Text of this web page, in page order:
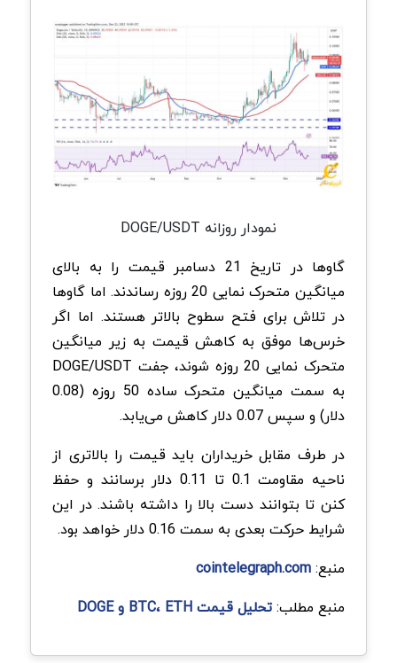
نمودار روزانه DOGE/USDT
گاوها در تاریخ 21 دسامبر قیمت را به بالای
میانگین متحرک نمایی 20 روزه رساندند. اما گاوها
در تلاش برای فتح سطوح بالاتر هستند. اما اگر
خرس‌ها موفق به کاهش قیمت به زیر میانگین
متحرک نمایی 20 روزه شوند، جفت DOGE/USDT
به سمت میانگین متحرک ساده 50 روزه (0.08
دلار) و سپس 0.07 دلار کاهش می‌یابد.
در طرف مقابل خریداران باید قیمت را بالاتری از
ناحیه مقاومت 0.1 تا 0.11 دلار برسانند و حفظ
کنن تا بتوانند دست بالا را داشته باشند. در این
شرایط حرکت بعدی به سمت 0.16 دلار خواهد بود.
منبع:cointelegraph.com
منبع مطلب:تحلیل قیمت BTC، ETH و DOGE